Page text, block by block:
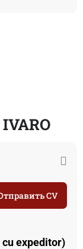
expeditor)
CV